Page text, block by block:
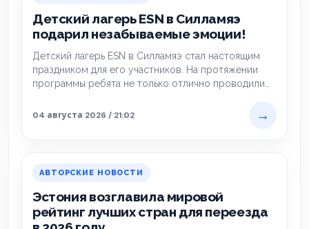
Детский лагерь ESN в Силламяэ
подарил незабываемые эмоции!
Детский лагерь ESN в Силламяэ стал настоящим
праздником для его участников. На протяжении
программы ребята не только отлично проводили
04 августа 2026 / 21:02
→
АВТОРСКИЕ НОВОСТИ
Эстония возглавила мировой
рейтинг лучших стран для переезда